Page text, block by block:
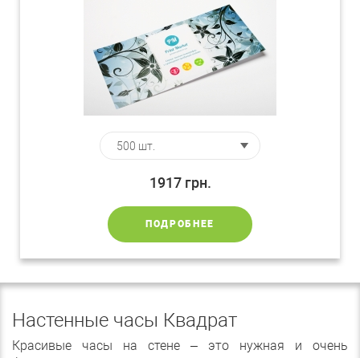
1917 грн.
ПОДРОБНЕЕ
Настенные часы Квадрат
Красивые часы на стене – это нужная и очень